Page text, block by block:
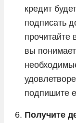
кредит
подписать
прочитайте
вы
подпишите
Получите